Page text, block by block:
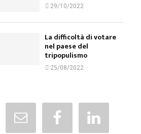
29/10/2022
La difficoltà di votare
nel paese del
tripopulismo
25/08/2022